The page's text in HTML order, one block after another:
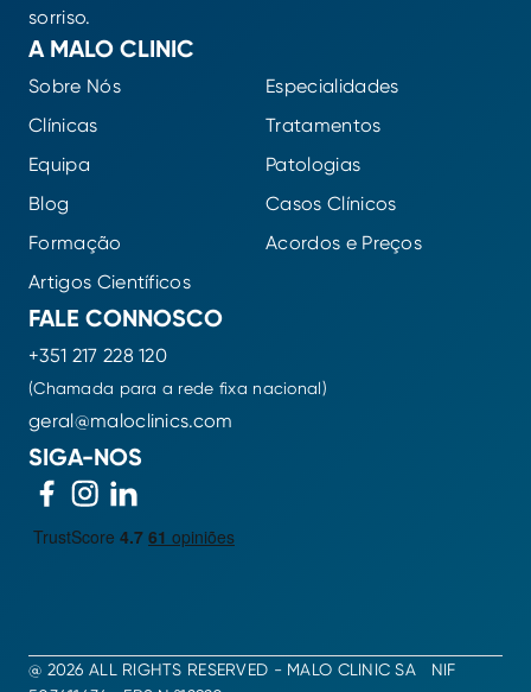
sorriso.
A MALO CLINIC
Sobre Nós
Clínicas
Equipa
Blog
Formação
Artigos Científicos
Especialidades
Tratamentos
Patologias
Casos Clínicos
Acordos e Preços
FALE CONNOSCO
+351 217 228 120
(Chamada para a rede fixa nacional)
geral@maloclinics.com
SIGA-NOS
@ 2026 ALL RIGHTS RESERVED - MALO CLINIC SA NIF